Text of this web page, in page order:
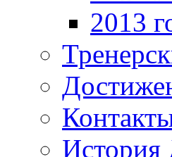
2013